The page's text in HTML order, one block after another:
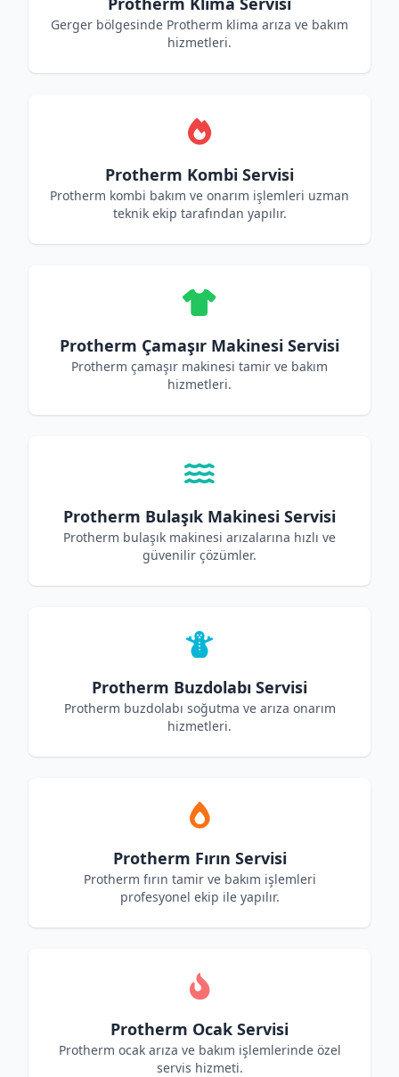
Gerger bölgesinde Protherm klima arıza ve bakım
hizmetleri.
Protherm Kombi Servisi
Protherm kombi bakım ve onarım işlemleri uzman
teknik ekip tarafından yapılır.
Protherm Çamaşır Makinesi Servisi
Protherm çamaşır makinesi tamir ve bakım
hizmetleri.
Protherm Bulaşık Makinesi Servisi
Protherm bulaşık makinesi arızalarına hızlı ve
güvenilir çözümler.
Protherm Buzdolabı Servisi
Protherm buzdolabı soğutma ve arıza onarım
hizmetleri.
Protherm Fırın Servisi
Protherm fırın tamir ve bakım işlemleri
profesyonel ekip ile yapılır.
Protherm Ocak Servisi
Protherm ocak arıza ve bakım işlemlerinde özel
servis hizmeti.